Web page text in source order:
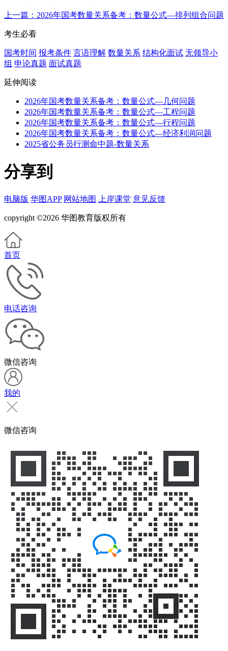
上一篇：2026年国考数量关系备考：数量公式—排列组合问题
考生必看
国考时间 报考条件 言语理解 数量关系 结构化面试 无领导小
组 申论真题 面试真题
延伸阅读
2026年国考数量关系备考：数量公式—几何问题
2026年国考数量关系备考：数量公式—工程问题
2026年国考数量关系备考：数量公式—行程问题
2026年国考数量关系备考：数量公式—经济利润问题
2025省公务员行测命中题-数量关系
分享到
电脑版 华图APP 网站地图 上岸课堂 意见反馈
copyright ©2026 华图教育版权所有
首页
电话咨询
微信咨询
我的
微信咨询